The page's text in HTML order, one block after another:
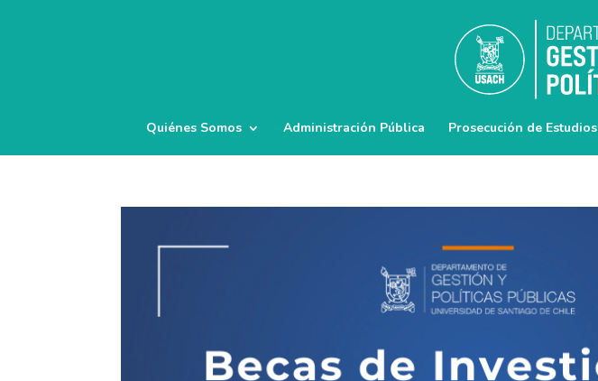
Quiénes Somos Administración Pública Prosecución de Estudios